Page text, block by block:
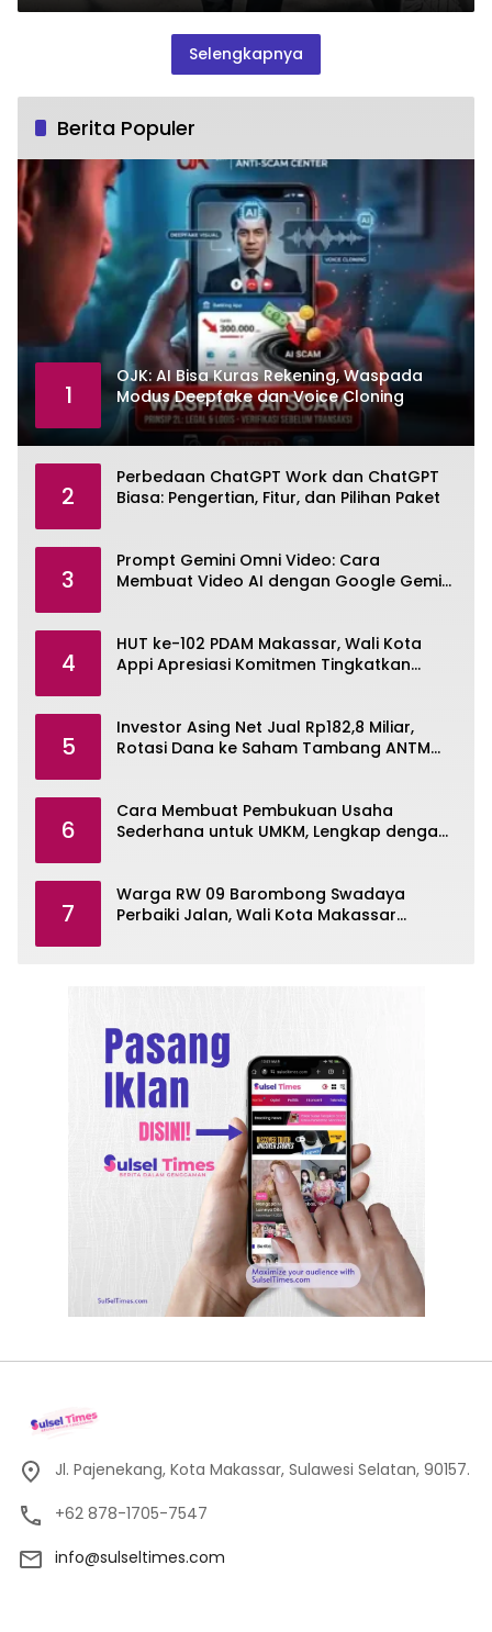
Selengkapnya
Berita Populer
1
OJK: AI Bisa Kuras Rekening, Waspada
Modus Deepfake dan Voice Cloning
2
Perbedaan ChatGPT Work dan ChatGPT
Biasa: Pengertian, Fitur, dan Pilihan Paket
3
Prompt Gemini Omni Video: Cara
Membuat Video AI dengan Google Gemini
4
HUT ke-102 PDAM Makassar, Wali Kota
Appi Apresiasi Komitmen Tingkatkan
5
Investor Asing Net Jual Rp182,8 Miliar,
Rotasi Dana ke Saham Tambang ANTM
6
Cara Membuat Pembukuan Usaha
Sederhana untuk UMKM, Lengkap dengan
7
Warga RW 09 Barombong Swadaya
Perbaiki Jalan, Wali Kota Makassar
Jl. Pajenekang, Kota Makassar, Sulawesi Selatan, 90157.
+62 878-1705-7547
info@sulseltimes.com